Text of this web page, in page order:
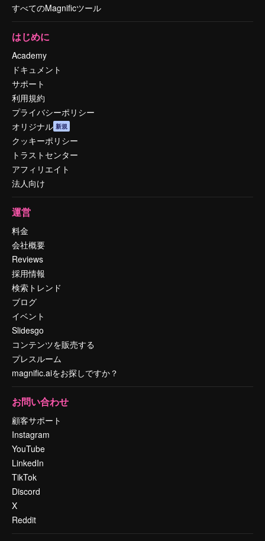
すべてのMagnificツール
はじめに
Academy
ドキュメント
サポート
利用規約
プライバシーポリシー
オリジナル 新規
クッキーポリシー
トラストセンター
アフィリエイト
法人向け
運営
料金
会社概要
Reviews
採用情報
検索トレンド
ブログ
イベント
Slidesgo
コンテンツを販売する
プレスルーム
magnific.aiをお探しですか？
お問い合わせ
顧客サポート
Instagram
YouTube
LinkedIn
TikTok
Discord
X
Reddit